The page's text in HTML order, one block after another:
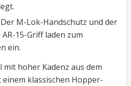
Der M-Lok-Handschutz und der
15-Griff laden zum
ein.
mit hoher Kadenz aus dem
klassischen Hopper-